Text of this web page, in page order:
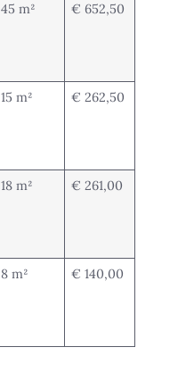
45 m² € 652,50
15 m² € 262,50
18 m² € 261,00
8 m² € 140,00